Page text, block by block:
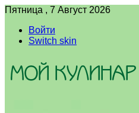
Пятница , 7 Август 2026
Войти
Switch skin